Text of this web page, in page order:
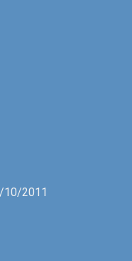
10/2011